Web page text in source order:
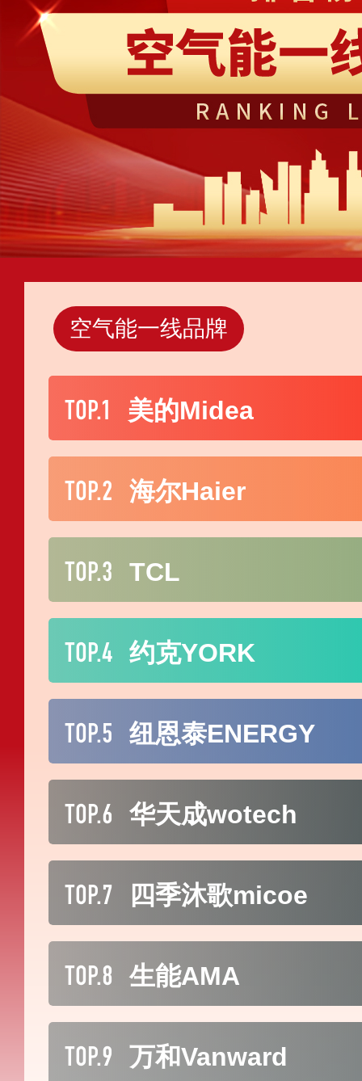
空气能一线品牌
TOP.1 美的Midea
TOP.2 海尔Haier
TOP.3 TCL
TOP.4 约克YORK
TOP.5 纽恩泰ENERGY
TOP.6 华天成wotech
TOP.7 四季沐歌micoe
TOP.8 生能AMA
TOP.9 万和Vanward